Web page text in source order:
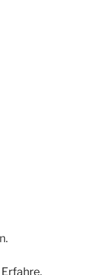
Erfahre,